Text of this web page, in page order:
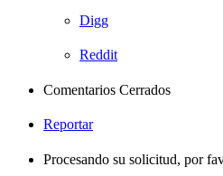
Digg
Reddit
Comentarios Cerrados
Reportar
Procesando su solicitud, por